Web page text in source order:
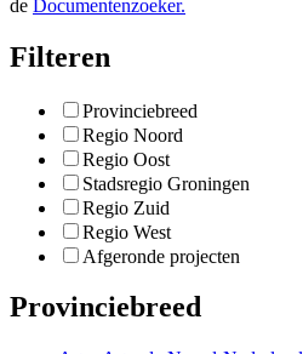
de Documentenzoeker.
Filteren
Provinciebreed
Regio Noord
Regio Oost
Stadsregio Groningen
Regio Zuid
Regio West
Afgeronde projecten
Provinciebreed